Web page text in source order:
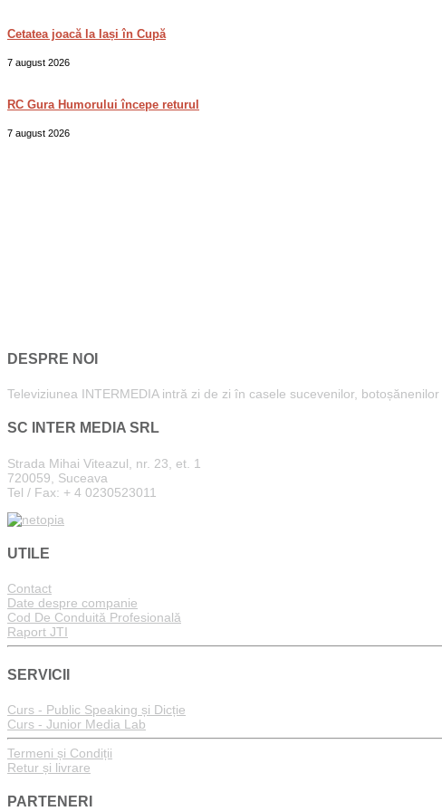
Cetatea joacă la Iași în Cupă
7 august 2026
RC Gura Humorului începe returul
7 august 2026
DESPRE NOI
Televiziunea INTERMEDIA intră zi de zi în casele sucevenilor,
SC INTER MEDIA SRL
Strada Mihai Viteazul, nr. 23, et. 1
720059, Suceava
Tel / Fax: + 4 0230523011
UTILE
Contact
Date despre companie
Cod De Conduită Profesională
Raport JTI
SERVICII
Curs - Public Speaking și Dicție
Curs - Junior Media Lab
Termeni și Condiții
Retur și livrare
PARTENERI